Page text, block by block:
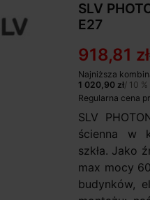
SLV
E27
918,81 zł
Najniższa
1 020,90 zł/ 10 %
Regularna cena
SLV
ścienna w
szkła. Jako
max mocy
budynków,